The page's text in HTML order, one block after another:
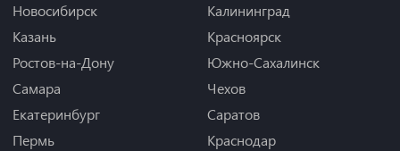
Новосибирск
Казань
Ростов-на-Дону
Самара
Екатеринбург
Пермь
Калининград
Красноярск
Южно-Сахалинск
Чехов
Саратов
Краснодар